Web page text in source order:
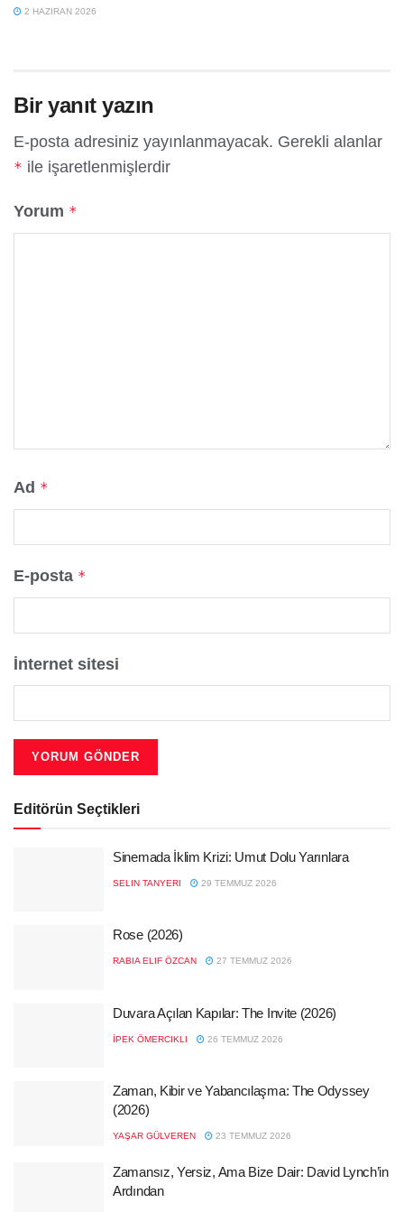
2 HAZIRAN 2026
Bir yanıt yazın
E-posta adresiniz yayınlanmayacak. Gerekli alanlar
* ile işaretlenmişlerdir
Yorum *
Ad *
E-posta *
İnternet sitesi
Editörün Seçtikleri
Sinemada İklim Krizi: Umut Dolu Yarınlara
SELIN TANYERI 29 TEMMUZ 2026
Rose (2026)
RABIA ELIF ÖZCAN 27 TEMMUZ 2026
Duvara Açılan Kapılar: The Invite (2026)
İPEK ÖMERCIKLI 26 TEMMUZ 2026
Zaman, Kibir ve Yabancılaşma: The Odyssey
(2026)
YAŞAR GÜLVEREN 23 TEMMUZ 2026
Zamansız, Yersiz, Ama Bize Dair: David Lynch’in
Ardından